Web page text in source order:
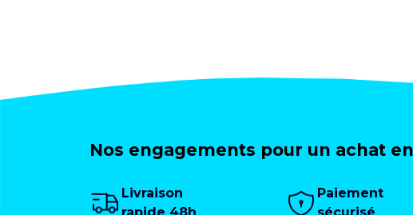
Nos engagements pour un achat
Livraison
Paiement